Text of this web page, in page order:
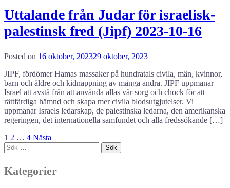
Uttalande från Judar för israelisk-
palestinsk fred (Jipf) 2023-10-16
Posted on 16 oktober, 202329 oktober, 2023
JIPF, fördömer Hamas massaker på hundratals civila, män, kvinnor,
barn och äldre och kidnappning av många andra. JIPF uppmanar
Israel att avstå från att använda allas vår sorg och chock för att
rättfärdiga hämnd och skapa mer civila blodsutgjutelser. Vi
uppmanar Israels ledarskap, de palestinska ledarna, den amerikanska
regeringen, det internationella samfundet och alla fredssökande […]
Sidnumrering
för
inlägg
1 2 … 4 Nästa
Sök
efter:
Kategorier